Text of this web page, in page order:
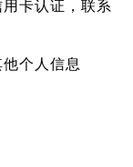
卡认证，联系
个人信息